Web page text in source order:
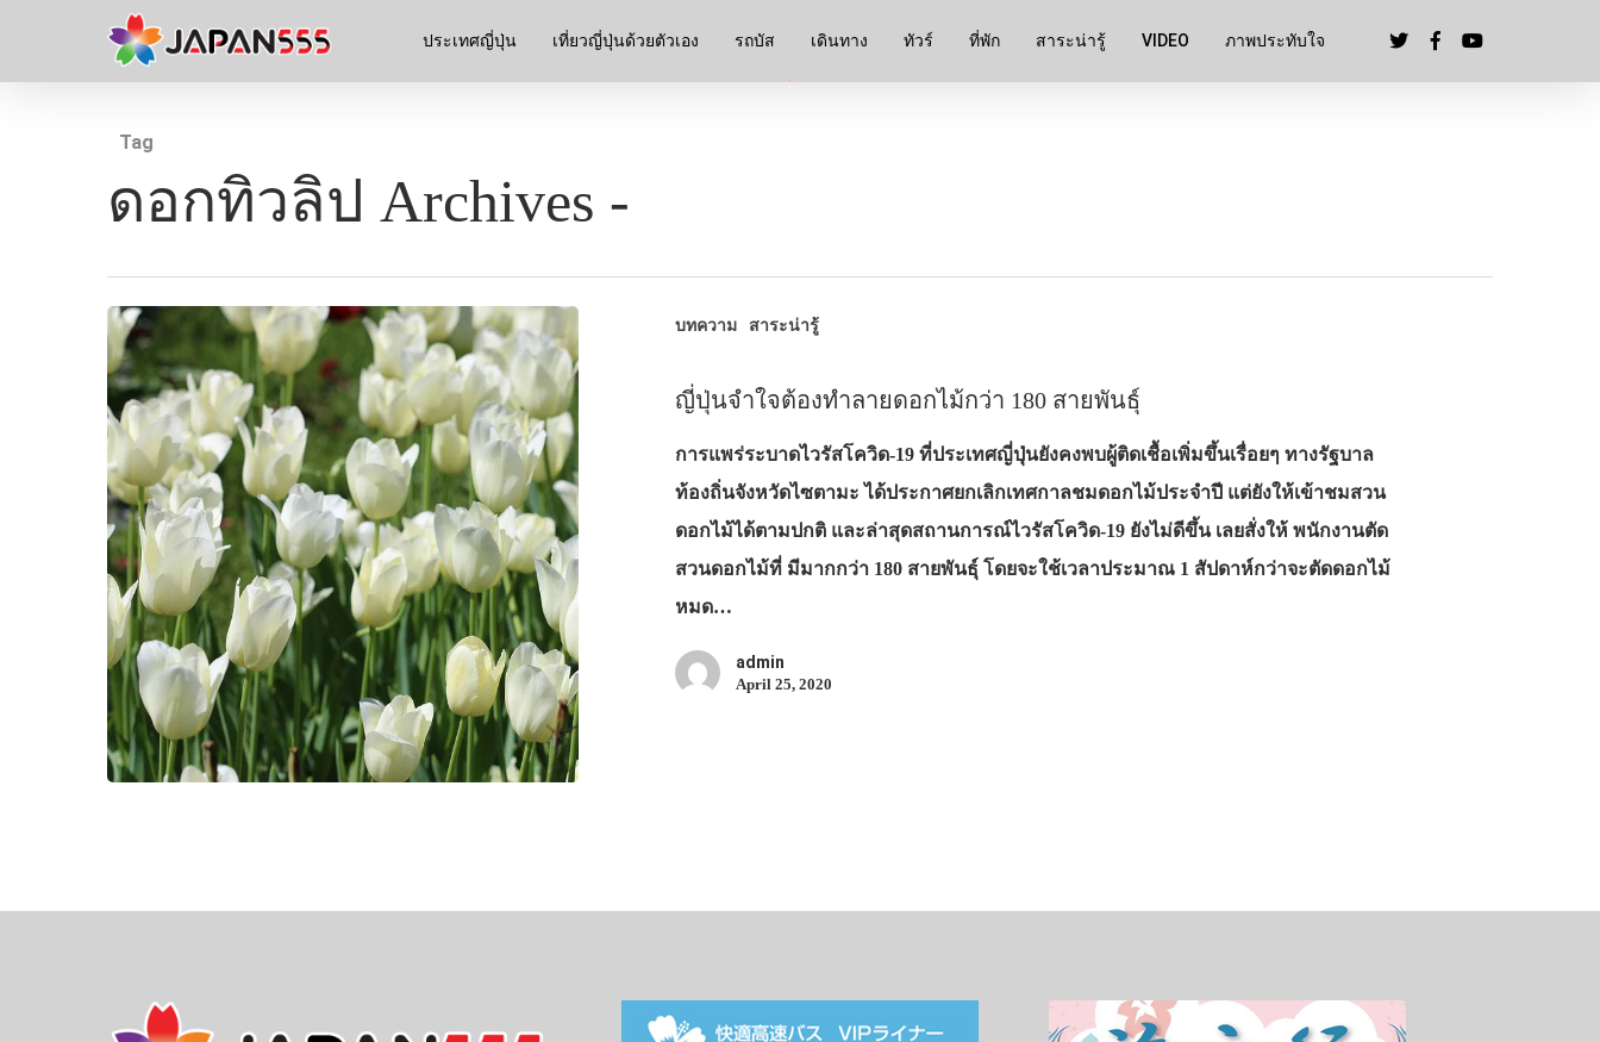
ประเทศญี่ปุ่น เที่ยวญี่ปุ่นด้วยตัวเอง รถบัส เดินทาง ทัวร์ ที่พัก สาระน่ารู้ VIDEO ภาพประทับใจ
Tag
ดอกทิวลิป Archives -
บทความ สาระน่ารู้
ญี่ปุ่นจำใจต้องทำลายดอกไม้กว่า 180 สายพันธุ์
การแพร่ระบาดไวรัสโควิด-19 ที่ประเทศญี่ปุ่นยังคงพบผู้ติดเชื้อเพิ่มขึ้นเรื่อยๆ ทางรัฐบาล
ท้องถิ่นจังหวัดไซตามะ ได้ประกาศยกเลิกเทศกาลชมดอกไม้ประจำปี แต่ยังให้เข้าชมสวน
ดอกไม้ได้ตามปกติ และล่าสุดสถานการณ์ไวรัสโควิด-19 ยังไม่ดีขึ้น เลยสั่งให้ พนักงานตัด
สวนดอกไม้ที่ มีมากกว่า 180 สายพันธุ์ โดยจะใช้เวลาประมาณ 1 สัปดาห์กว่าจะตัดดอกไม้
หมด…
admin
April 25, 2020